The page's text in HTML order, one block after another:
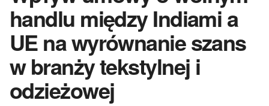
handlu między Indiami a
UE na wyrównanie szans
w branży tekstylnej i
odzieżowej